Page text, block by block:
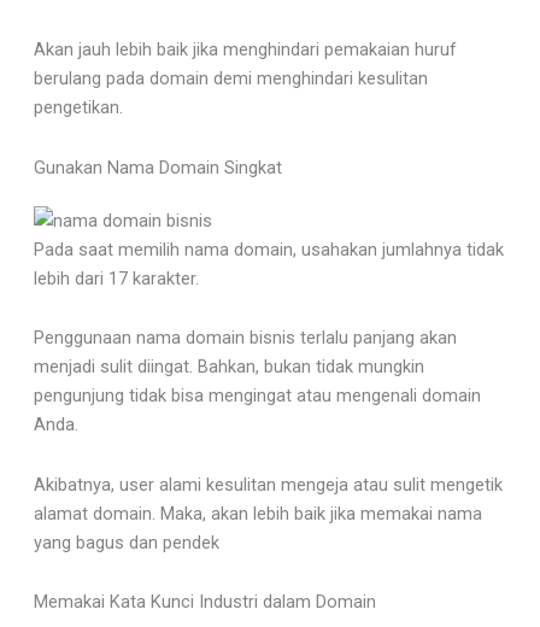
Akan jauh lebih baik jika menghindari pemakaian huruf
berulang pada domain demi menghindari kesulitan
pengetikan.
Gunakan Nama Domain Singkat
Pada saat memilih nama domain, usahakan jumlahnya tidak
lebih dari 17 karakter.
Penggunaan nama domain bisnis terlalu panjang akan
menjadi sulit diingat. Bahkan, bukan tidak mungkin
pengunjung tidak bisa mengingat atau mengenali domain
Anda.
Akibatnya, user alami kesulitan mengeja atau sulit mengetik
alamat domain. Maka, akan lebih baik jika memakai nama
yang bagus dan pendek
Memakai Kata Kunci Industri dalam Domain